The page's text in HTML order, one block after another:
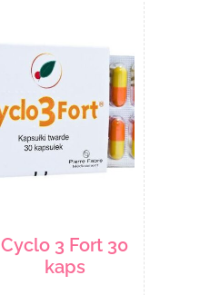
Cyclo 3 Fort 30
kaps